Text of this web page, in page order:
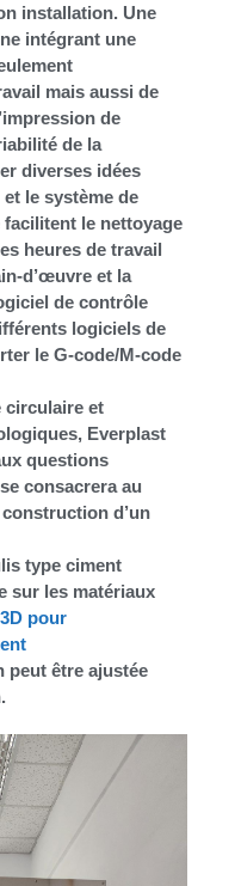
installation. Une
intégrant une
mais aussi de
de
de la
diverses idées
le système de
le nettoyage
heures de travail
d’œuvre et la
de contrôle
logiciels de
le G-code/M-code
circulaire et
Everplast
questions
consacrera au
d’un
type ciment
sur les matériaux
pour
peut être ajustée